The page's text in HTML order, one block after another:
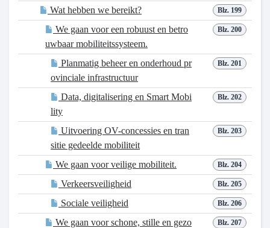
Blz. 199
Wat hebben we bereikt?
Blz. 200
We gaan voor een robuust en betro
uwbaar mobiliteitssysteem.
Blz. 201
Planmatig beheer en onderhoud pr
ovinciale infrastructuur
Blz. 202
Data, digitalisering en Smart Mobi
lity
Blz. 203
Uitvoering OV-concessies en tran
sitie gedeelde mobiliteit
Blz. 204
We gaan voor veilige mobiliteit.
Blz. 205
Verkeersveiligheid
Blz. 206
Sociale veiligheid
Blz. 207
We gaan voor schone, stille en gezo